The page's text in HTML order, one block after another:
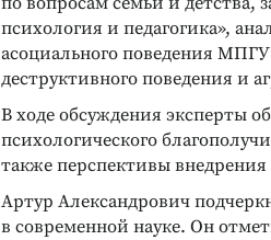
психология и педагогика»,
асоциального поведения
деструктивного поведения
В ходе обсуждения эксперты
психологического
также перспективы внедрения
Артур Александрович
в современной науке. Он